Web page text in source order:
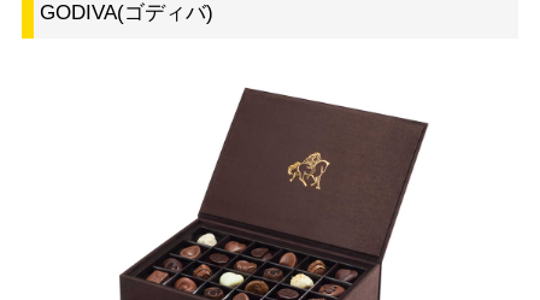
GODIVA(ゴディバ)